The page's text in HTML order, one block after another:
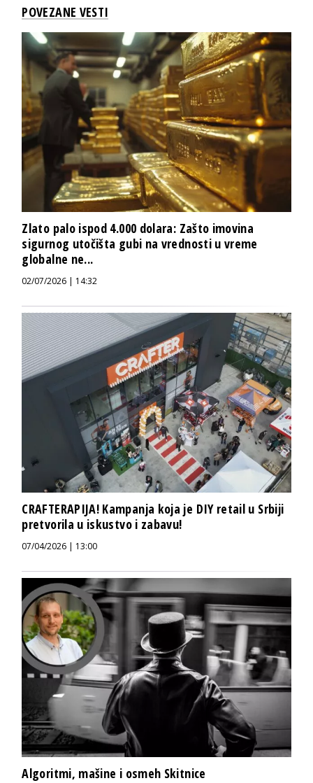
POVEZANE VESTI
Zlato palo ispod 4.000 dolara: Zašto imovina
sigurnog utočišta gubi na vrednosti u vreme
globalne ne...
02/07/2026 | 14:32
CRAFTERAPIJA! Kampanja koja je DIY retail u Srbiji
pretvorila u iskustvo i zabavu!
07/04/2026 | 13:00
Algoritmi, mašine i osmeh Skitnice